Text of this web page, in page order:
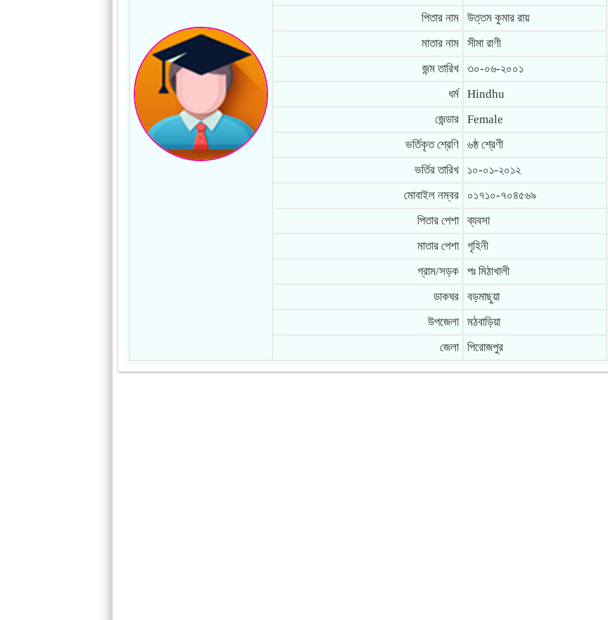
পিতার নাম
উত্তম কুমার রায়
মাতার নাম
সীমা রাণী
জন্ম তারিখ
৩০-০৬-২০০১
ধর্ম
Hindhu
জেন্ডার
Female
ভর্তিকৃত শ্রেণি
৬ষ্ঠ শ্রেণী
ভর্তির তারিখ
১০-০১-২০১২
মোবাইল নম্বর
০১৭১০-৭০৪৫৬৯
পিতার পেশা
ব্যবসা
মাতার পেশা
গৃহিনী
গ্রাম/সড়ক
পঃ মিঠাখালী
ডাকঘর
বড়মাছুয়া
উপজেলা
মঠবাড়িয়া
জেলা
পিরোজপুর